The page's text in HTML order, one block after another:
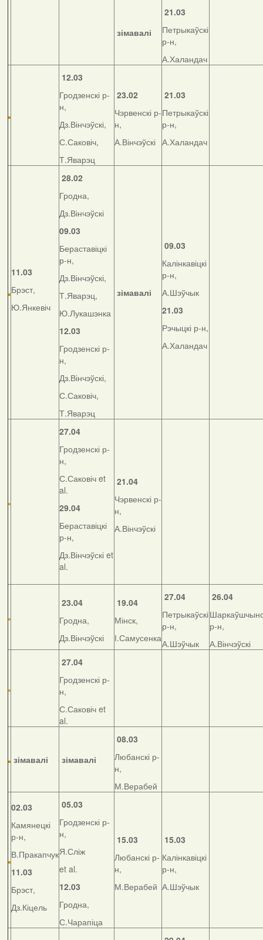
зімавалі
21.03
Петрыкаўскі
р-н,
А.Халандач
12.03
Гродзенскі р-
н,
Дз.Вінчэўскі,
С.Саковіч,
Т.Яварэц
23.02
Чэрвенскі р-
н,
А.Вінчэўскі
21.03
Петрыкаўскі
р-н,
А.Халандач
11.03
Брэст,
Ю.Янкевіч
28.02
Гродна,
Дз.Вінчэўскі
09.03
Бераставіцкі
р-н,
Дз.Вінчэўскі,
Т.Яварэц,
Ю.Лукашэнка
12.03
Гродзенскі р-
н,
Дз.Вінчэўскі,
С.Саковіч,
Т.Яварэц
зімавалі
09.03
Калінкавіцкі
р-н,
А.Шэўчык
21.03
Рэчыцкі р-н,
А.Халандач
27.04
Гродзенскі р-
н,
С.Саковіч et
al.
29.04
Бераставіцкі
р-н,
Дз.Вінчэўскі et
al.
21.04
Чэрвенскі р-
н,
А.Вінчэўскі
23.04
Гродна,
Дз.Вінчэўскі
19.04
Мінск,
І.Самусенка
27.04
Петрыкаўскі
р-н,
А.Шэўчык
26.04
р-н,
А.Вінчэўскі
27.04
Гродзенскі р-
н,
С.Саковіч et
al.
зімавалі зімавалі
08.03
Любанскі р-
н,
М.Верабей
02.03
Камянецкі
р-н,
В.Пракапчук
11.03
Брэст,
Дз.Кіцель
05.03
Гродзенскі р-
н,
Я.Сліж
et al.
12.03
Гродна,
С.Чарапіца
15.03
Любанскі р-
н,
М.Верабей
15.03
Калінкавіцкі
р-н,
А.Шэўчык